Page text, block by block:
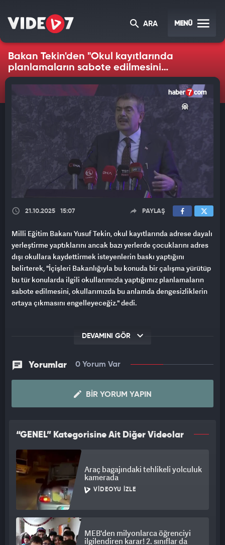
ARA MENÜ
Bakan Tekin'den "Okul kayıtlarında
planlamaların sabote edilmesini
engelleyeceğiz" vurgusu
21.10.2025 15:07 PAYLAŞ
Milli Eğitim Bakanı Yusuf Tekin, okul kayıtlarında adrese dayalı
yerleştirme yaptıklarını ancak bazı yerlerde çocuklarını adres
dışı okullara kaydettirmek isteyenlerin baskı yaptığını
belirterek, "İçişleri Bakanlığıyla bu konuda bir çalışma yürütüp
bu tür konularda ilgili okullarımızla yaptığımız planlamaların
sabote edilmesini, okullarımızda bu anlamda dengesizliklerin
ortaya çıkmasını engelleyeceğiz." dedi.
DEVAMINI GÖR
Yorumlar 0 Yorum Var
BIR YORUM YAPIN
“GENEL” Kategorisine Ait Diğer Videolar
Araç bagajındaki tehlikeli yolculuk
kamerada
VIDEOYU İZLE
MEB'den milyonlarca öğrenciyi
ilgilendiren karar! 2. sınıflar da